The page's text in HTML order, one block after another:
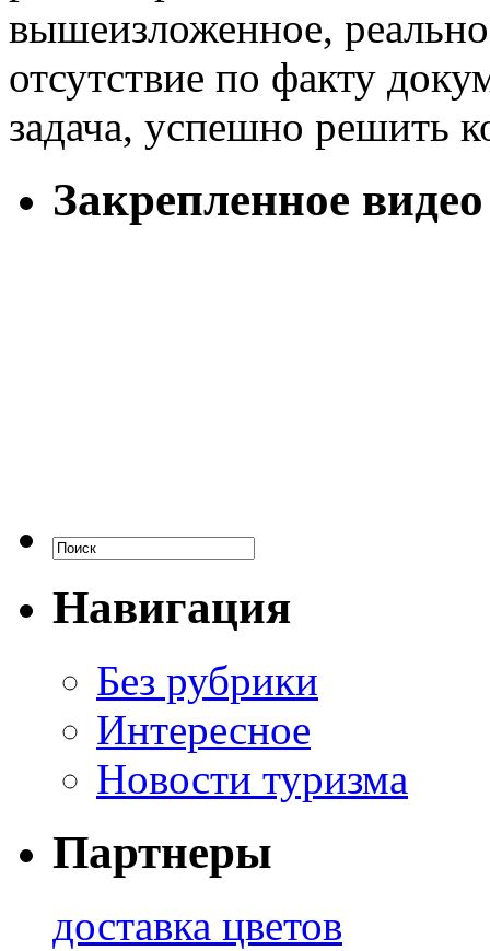
вышеизложенное,
отсутствие по факту
задача, успешно решить
Закрепленное видео
Навигация
Без рубрики
Интересное
Новости туризма
Партнеры
доставка цветов